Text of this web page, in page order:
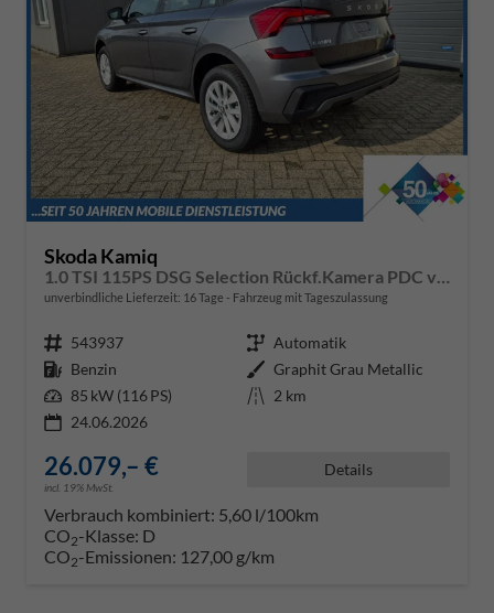
Skoda Kamiq
unverbindliche Lieferzeit: 16 Tage Fahrzeug mit Tageszulassung
Fahrzeugnr. 543937 Getriebe Automatik
Kraftstoff Benzin Außenfarbe Graphit Grau Metallic
Leistung 85 kW (116 PS) Kilometerstand 2 km
24.06.2026
26.079,– €
incl. 19% MwSt.
Details
Verbrauch kombiniert: 5,60 l/100km
CO2-Klasse: D
CO2-Emissionen: 127,00 g/km